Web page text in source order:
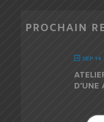
PROCHAIN
SEP